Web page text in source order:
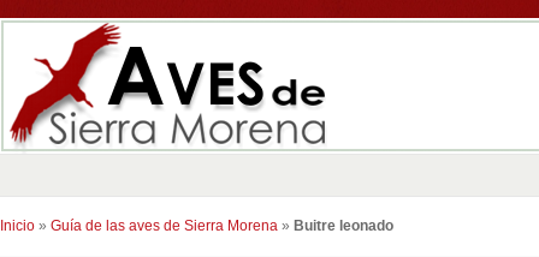
Inicio » Guía de las aves de Sierra Morena » Buitre leonado